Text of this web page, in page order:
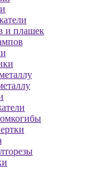
и плашек